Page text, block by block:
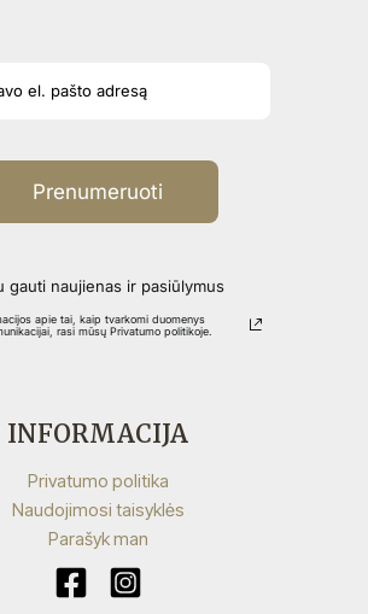
Prenumeruoti
gauti naujienas ir pasiūlymus
apie tai, kaip tvarkomi duomenys
rasi mūsų Privatumo politikoje.
INFORMACIJA
Privatumo politika
Naudojimosi taisyklės
Parašyk man